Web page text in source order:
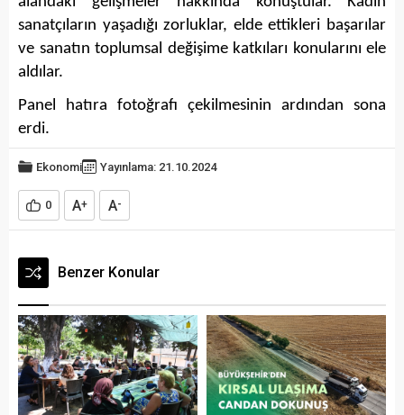
sanatçıların yaşadığı zorluklar, elde ettikleri başarılar
ve sanatın toplumsal değişime katkıları konularını ele
aldılar.
Panel hatıra fotoğrafı çekilmesinin ardından sona
erdi.
Ekonomi Yayınlama: 21.10.2024
0 A+ A-
Benzer Konular